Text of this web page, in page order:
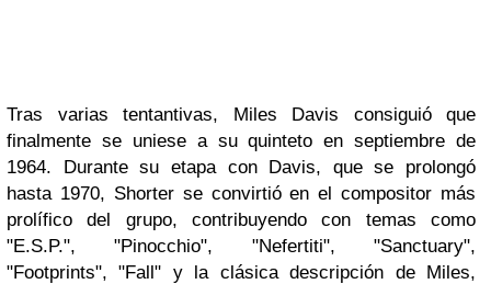
Tras varias tentantivas, Miles Davis consiguió que
finalmente se uniese a su quinteto en septiembre de
1964. Durante su etapa con Davis, que se prolongó
hasta 1970, Shorterse convirtió en el compositor más
prolífico del grupo, contribuyendo con temas como
"E.S.P.","Pinocchio", "Nefertiti","Sanctuary",
"Footprints", "Fall" y la clásica descripción de Miles,